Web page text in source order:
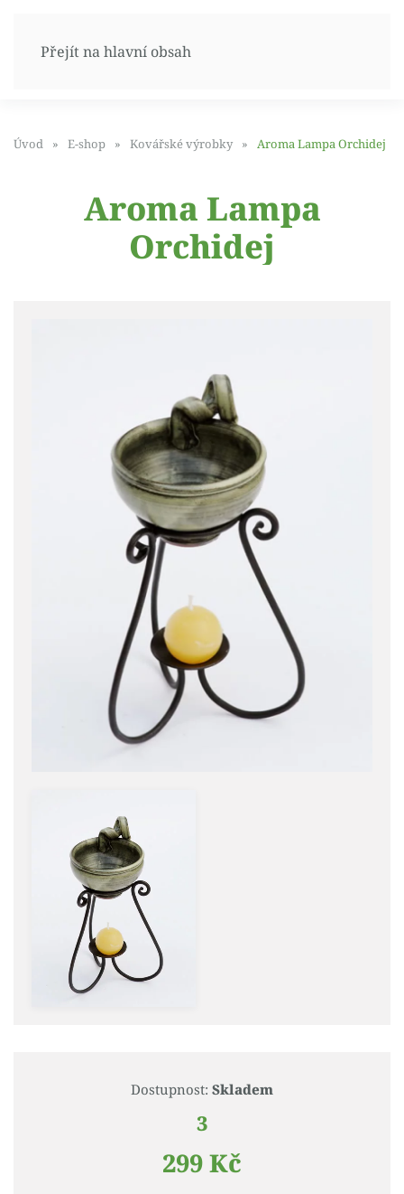
Přejít na hlavní obsah
Úvod E-shop Kovářské výrobky Aroma Lampa Orchidej
Aroma Lampa
Orchidej
Dostupnost: Skladem
3
299 Kč